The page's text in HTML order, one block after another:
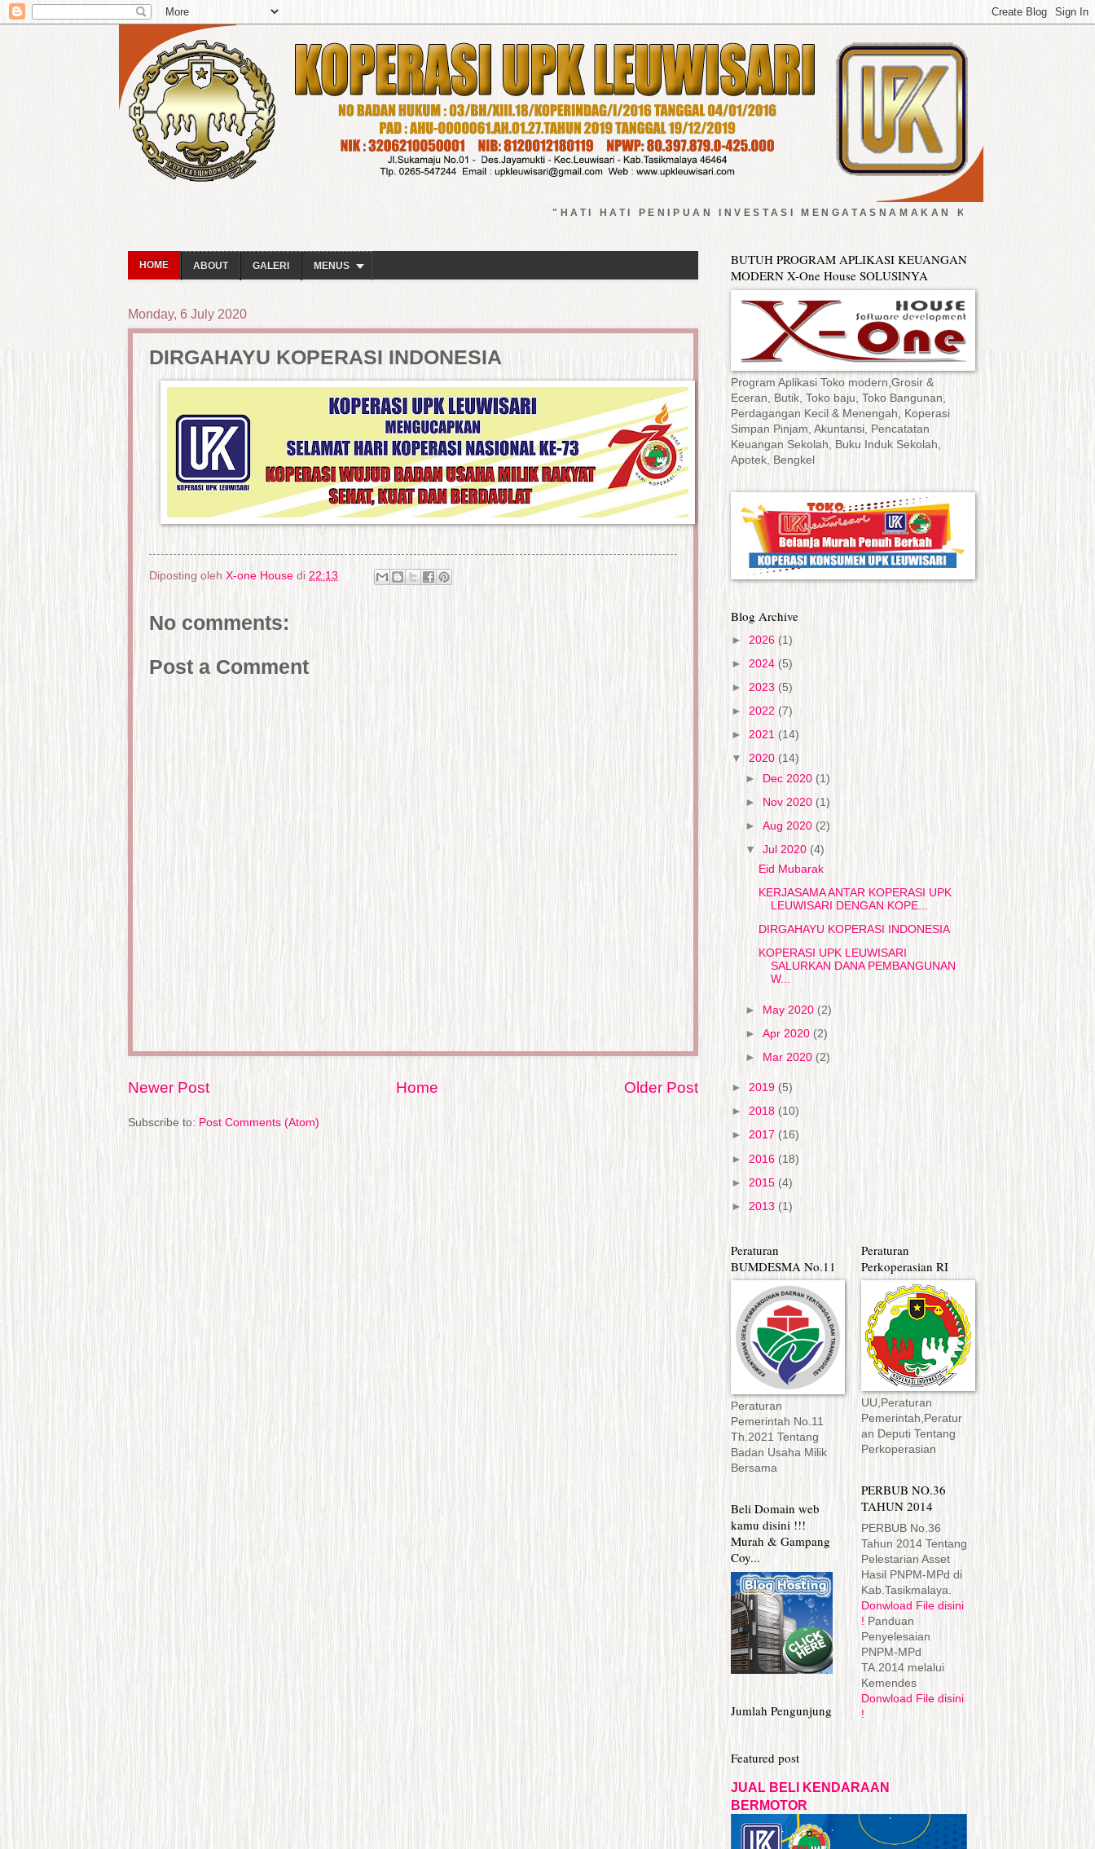
"HATI HATI PENIPUAN INVESTASI MENGATASNAMAKAN KOPERASI UPK
HOME ABOUT GALERI MENUS
Monday, 6 July 2020
DIRGAHAYU KOPERASI INDONESIA
Diposting oleh X-one House di 22:13
No comments:
Post a Comment
Newer Post Older Post
Home
Subscribe to: Post Comments (Atom)
BUTUH PROGRAM APLIKASI KEUANGAN
MODERN X-One House SOLUSINYA
Program Aplikasi Toko modern,Grosir &
Eceran, Butik, Toko baju, Toko Bangunan,
Perdagangan Kecil & Menengah, Koperasi
Simpan Pinjam, Akuntansi, Pencatatan
Keuangan Sekolah, Buku Induk Sekolah,
Apotek, Bengkel
Blog Archive
► 2026 (1)
► 2024 (5)
► 2023 (5)
► 2022 (7)
► 2021 (14)
▼ 2020 (14)
► Dec 2020 (1)
► Nov 2020 (1)
► Aug 2020 (2)
▼ Jul 2020 (4)
Eid Mubarak
KERJASAMA ANTAR KOPERASI UPK
LEUWISARI DENGAN KOPE...
DIRGAHAYU KOPERASI INDONESIA
KOPERASI UPK LEUWISARI
SALURKAN DANA PEMBANGUNAN
W...
► May 2020 (2)
► Apr 2020 (2)
►
Mar 2020 (2)
► 2019 (5)
► 2018 (10)
► 2017 (16)
► 2016 (18)
► 2015 (4)
► 2013 (1)
Peraturan
BUMDESMA No.11
Peraturan
Pemerintah No.11
Th.2021 Tentang
Badan Usaha Milik
Bersama
Beli Domain web
kamu disini !!!
Murah & Gampang
Coy...
Jumlah Pengunjung
Peraturan
Perkoperasian RI
UU,Peraturan
Pemerintah,Peratur
an Deputi Tentang
Perkoperasian
PERBUB NO.36
TAHUN 2014
PERBUB No.36
Tahun 2014 Tentang
Pelestarian Asset
Hasil PNPM-MPd di
Kab.Tasikmalaya.
Donwload File disini
! Panduan
Penyelesaian
PNPM-MPd
TA.2014 melalui
Kemendes
Donwload File disini
!
Featured post
JUAL BELI KENDARAAN
BERMOTOR